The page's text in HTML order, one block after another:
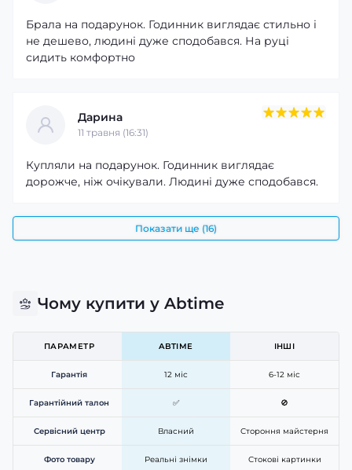
Брала на подарунок. Годинник виглядає стильно і
не дешево, людині дуже сподобався. На руці
сидить комфортно
Дарина
11 травня (16:31)
Купляли на подарунок. Годинник виглядає
дорожче, ніж очікували. Людині дуже сподобався.
Показати ще (16)
Чому купити у Abtime
ПАРАМЕТР ABTIME ІНШІ
Гарантія 12 міс 6-12 міс
Гарантійний талон ✅ 🚫
Сервісний центр Власний Стороння майстерня
Фото товару Реальні знімки Стокові картинки